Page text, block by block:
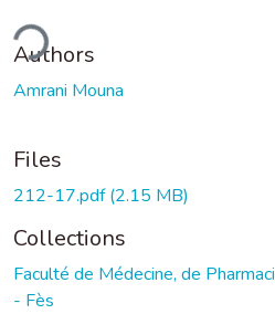
Authors
Amrani Mouna
Files
212-17.pdf(2.15 MB)
Collections
Faculté de Médecine, de
- Fès